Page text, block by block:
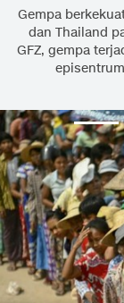
Gempa
dan Thailand
GFZ, gempa